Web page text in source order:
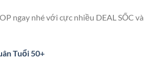
ngay nhé với cực nhiều DEAL SỐC và
Tuổi 50+